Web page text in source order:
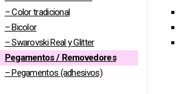
– Color tradicional
– Bicolor
– Swarovski Real y Glitter
Pegamentos / Removedores
– Pegamentos (adhesivos)
cejas) (LIFT-031-COREANO) –